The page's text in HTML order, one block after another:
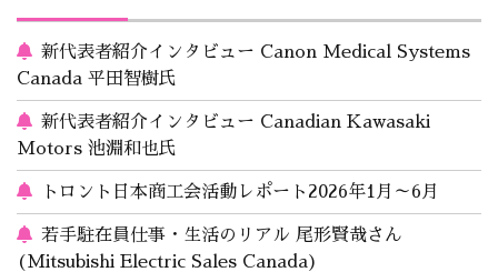
新代表者紹介インタビュー Canon Medical Systems
Canada 平田智樹氏
新代表者紹介インタビュー Canadian Kawasaki
Motors 池淵和也氏
トロント日本商工会活動レポート2026年1月～6月
若手駐在員仕事・生活のリアル 尾形賢哉さん
(Mitsubishi Electric Sales Canada)